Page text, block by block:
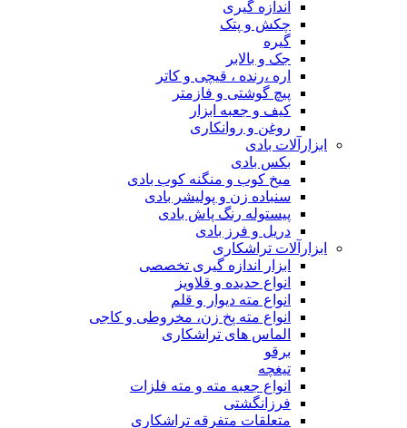
اندازه گیری
چکش و پتک
گیره
جک و بالابر
اره ،رنده ، قیچی و کاتر
پیچ گوشتی و فازمتر
کیف و جعبه ابزار
روغن و روانکاری
ابزارآلات بادی
بکس بادی
میخ کوب و منگنه کوب بادی
سنباده زن و پولیشر بادی
پیستوله رنگ پاش بادی
دریل و فرز بادی
ابزارآلات تراشکاری
ابزار اندازه گیری تخصصی
انواع حدیده و قلاویز
انواع مته دیوار و قلم
انواع مته پخ زن، مخروطی و کاجی
الماس های تراشکاری
برقو
تیغچه
انواع جعبه مته و مته فلزات
فرزانگشتی
متعلقات متفرقه تراشکاری